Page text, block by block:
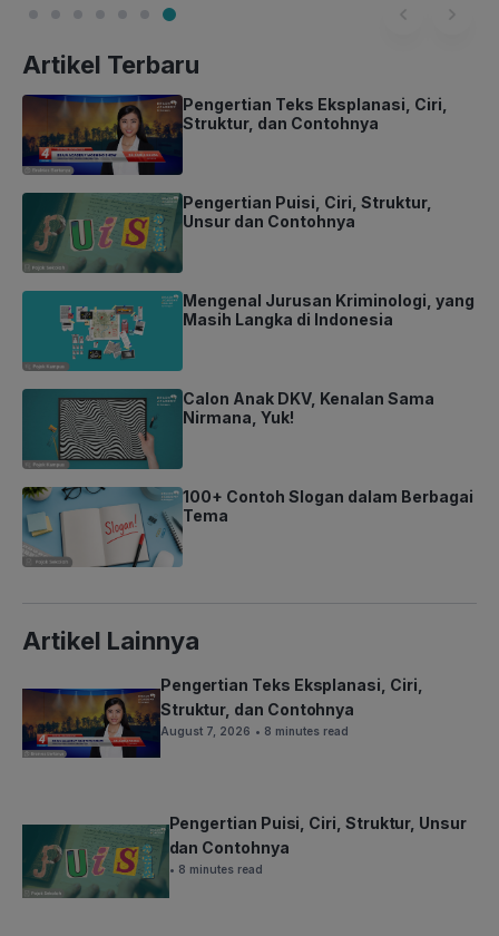
Artikel Terbaru
Pengertian Teks Eksplanasi, Ciri,
Struktur, dan Contohnya
Pengertian Puisi, Ciri, Struktur,
Unsur dan Contohnya
Mengenal Jurusan Kriminologi, yang
Masih Langka di Indonesia
Calon Anak DKV, Kenalan Sama
Nirmana, Yuk!
100+ Contoh Slogan dalam Berbagai
Tema
Artikel Lainnya
Pengertian Teks Eksplanasi, Ciri,
Struktur, dan Contohnya
August 7, 2026 • 8 minutes read
Pengertian Puisi, Ciri, Struktur, Unsur
dan Contohnya
• 8 minutes read